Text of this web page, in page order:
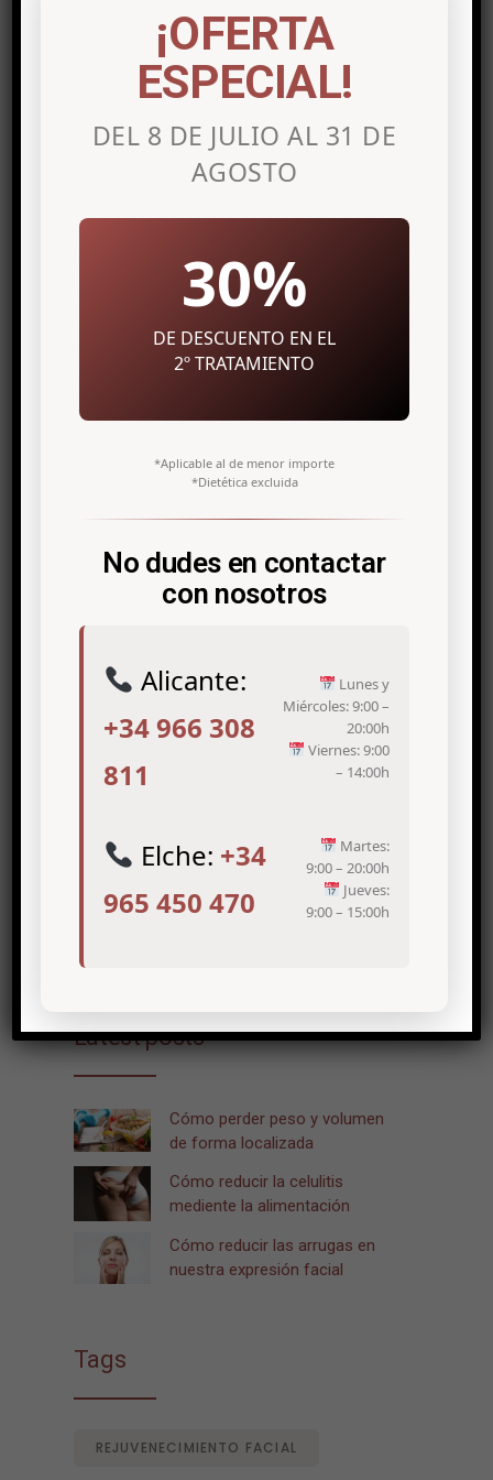
MEDICINA ESTÉTICA,NUTRICIÓN
Nutrición. Dieta
mediterránea
No siempre se busca necesariamente
es crear hábitos saludables que nos
combinando la práctica de al
Categories
REJUVENECIMIENTO FACIAL
TRATAMIENTOS DE ARRUGAS
TRATAMIENTOS DE VARICES
Latest posts
Cómo perder peso y volumen
de forma localizada
Cómo reducir la celulitis
mediente la alimentación
Cómo reducir las arrugas en
nuestra expresión facial
Tags
REJUVENECIMIENTO FACIAL
¡OFERTA
ESPECIAL!
DEL 8 DE JULIO AL 31 DE
AGOSTO
30%
DE DESCUENTO EN EL
2º TRATAMIENTO
*Aplicable al de menor importe
*Dietética excluida
No dudes en contactar
con nosotros
Alicante:
+34 966 308
811
Lunes y
Miércoles: 9:00 –
20:00h
Viernes: 9:00
– 14:00h
Elche: +34
965 450 470
Martes:
9:00 – 20:00h
Jueves:
9:00 – 15:00h